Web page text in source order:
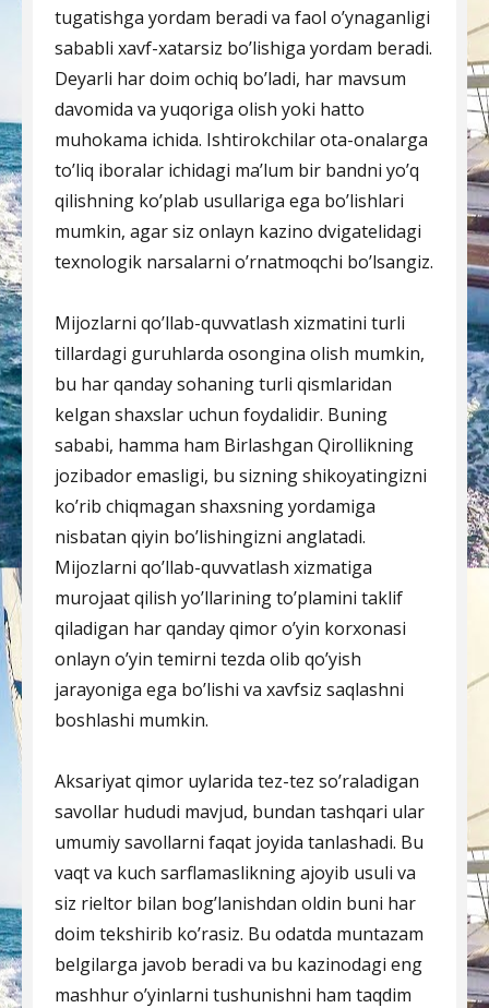
tugatishga yordam beradi va faol o’ynaganligi
sababli xavf-xatarsiz bo’lishiga yordam beradi.
Deyarli har doim ochiq bo’ladi, har mavsum
davomida va yuqoriga olish yoki hatto
muhokama ichida. Ishtirokchilar ota-onalarga
to’liq iboralar ichidagi ma’lum bir bandni yo’q
qilishning ko’plab usullariga ega bo’lishlari
mumkin, agar siz onlayn kazino dvigatelidagi
texnologik narsalarni o’rnatmoqchi bo’lsangiz.
Mijozlarni qo’llab-quvvatlash xizmatini turli
tillardagi guruhlarda osongina olish mumkin,
bu har qanday sohaning turli qismlaridan
kelgan shaxslar uchun foydalidir. Buning
sababi, hamma ham Birlashgan Qirollikning
jozibador emasligi, bu sizning shikoyatingizni
ko’rib chiqmagan shaxsning yordamiga
nisbatan qiyin bo’lishingizni anglatadi.
Mijozlarni qo’llab-quvvatlash xizmatiga
murojaat qilish yo’llarining to’plamini taklif
qiladigan har qanday qimor o’yin korxonasi
onlayn o’yin temirni tezda olib qo’yish
jarayoniga ega bo’lishi va xavfsiz saqlashni
boshlashi mumkin.
Aksariyat qimor uylarida tez-tez so’raladigan
savollar hududi mavjud, bundan tashqari ular
umumiy savollarni faqat joyida tanlashadi. Bu
vaqt va kuch sarflamaslikning ajoyib usuli va
siz rieltor bilan bog’lanishdan oldin buni har
doim tekshirib ko’rasiz. Bu odatda muntazam
belgilarga javob beradi va bu kazinodagi eng
mashhur o’yinlarni tushunishni ham taqdim